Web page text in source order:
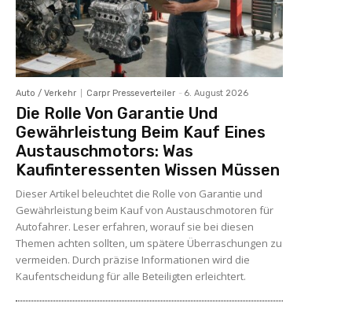
Auto / Verkehr Carpr Presseverteiler - 6. August 2026
Die Rolle Von Garantie Und
Gewährleistung Beim Kauf Eines
Austauschmotors: Was
Kaufinteressenten Wissen Müssen
Dieser Artikel beleuchtet die Rolle von Garantie und
Gewährleistung beim Kauf von Austauschmotoren für
Autofahrer. Leser erfahren, worauf sie bei diesen
Themen achten sollten, um spätere Überraschungen zu
vermeiden. Durch präzise Informationen wird die
Kaufentscheidung für alle Beteiligten erleichtert.